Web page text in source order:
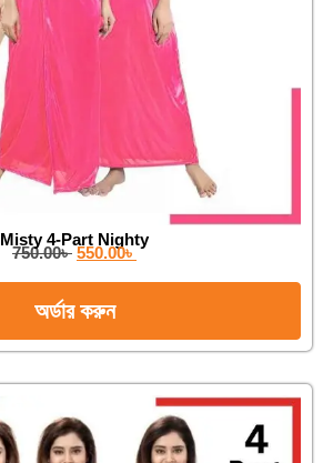
Misty 4-Part Nighty
750.00৳ 550.00৳
অর্ডার করুন